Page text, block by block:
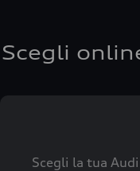
Scegli
Scegli la tua